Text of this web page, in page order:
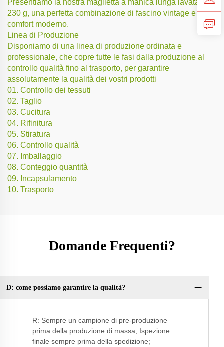
230 g, una perfetta combinazione di fascino vintage e
comfort moderno.
Linea di Produzione
Disponiamo di una linea di produzione ordinata e
professionale, che copre tutte le fasi dalla produzione al
controllo qualità fino al trasporto, per garantire
assolutamente la qualità dei vostri prodotti
01. Controllo dei tessuti
02. Taglio
03. Cucitura
04. Rifinitura
05. Stiratura
06. Controllo qualità
07. Imballaggio
08. Conteggio quantità
09. Incapsulamento
10. Trasporto
Domande Frequenti?
D: come possiamo garantire la qualità?
R: Sempre un campione di pre-produzione
prima della produzione di massa; Ispezione
finale sempre prima della spedizione;